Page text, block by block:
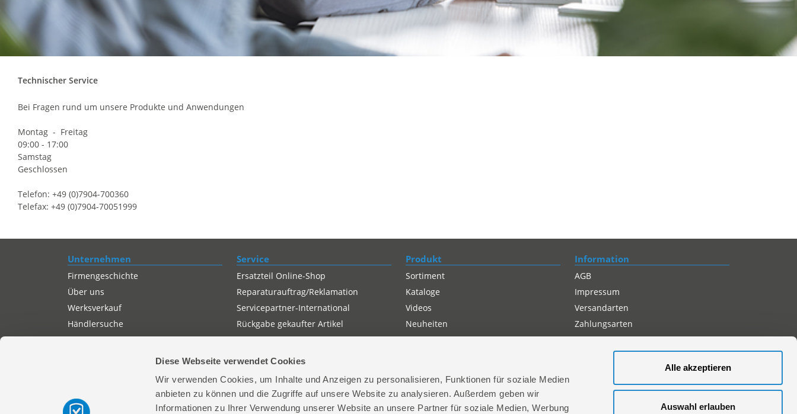
Diese Webseite verwendet Cookies
Wir verwenden Cookies, um Inhalte und Anzeigen zu personalisieren, Funktionen für soziale Medien
anbieten zu können und die Zugriffe auf unsere Website zu analysieren. Außerdem geben wir
Informationen zu Ihrer Verwendung unserer Website an unsere Partner für soziale Medien, Werbung
Alle akzeptieren
Auswahl erlauben
Technischer Service
Bei Fragen rund um unsere Produkte und Anwendungen
Montag - Freitag
09:00 - 17:00
Samstag
Geschlossen
Telefon: +49 (0)7904-700360
Telefax: +49 (0)7904-70051999
Unternehmen
Firmengeschichte
Über uns
Werksverkauf
Händlersuche
Servicepartner-International
Autorisierter Internetpartner
Service
Ersatzteil Online-Shop
Reparaturauftrag/Reklamation
Servicepartner-International
Rückgabe gekaufter Artikel
Produkt
Sortiment
Kataloge
Videos
Neuheiten
Information
AGB
Impressum
Versandarten
Zahlungsarten
Compliance
Datenschutz